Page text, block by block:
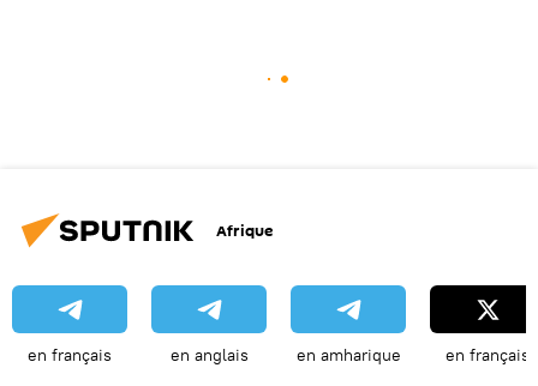
Afrique
en français en anglais en amharique en français